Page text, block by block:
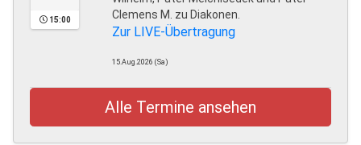
15:00
Clemens M. zu Diakonen.
Zur LIVE-Übertragung
15.Aug.2026 (Sa)
Alle Termine ansehen